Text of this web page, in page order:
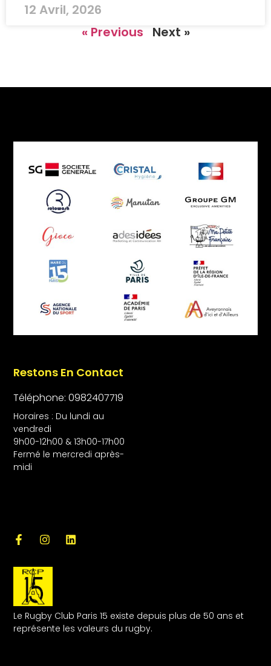
12 Avril, 2026
« Previous
Next »
Le Rugby Club Paris 15 existe depuis plus de 50 ans et
représente les valeurs du rugby.
Restons En Contact
Téléphone: 0982407719
Horaires : Du lundi au
vendredi
9h00-12h00 & 13h00-17h00
Fermé le mercredi après-
midi